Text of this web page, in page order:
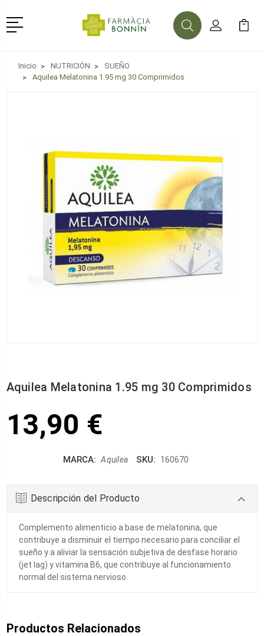
Menú
BuscarMi Cuenta
Mi
Inicio NUTRICIÓN
SUEÑO
Aquilea Melatonina 1.95 mg 30 Comprimidos
Aquilea Melatonina 1.95 mg 30 Comprimidos
13,90 €
MARCA: Aquilea SKU: 160670
Descripción del Producto
Complemento alimenticio a base de melatonina, que
contribuye a disminuir el tiempo necesario para conciliar el
sueño y a aliviar la sensación subjetiva de desfase horario
(jet lag) y vitamina B6, que contribuye al funcionamiento
normal del sistema nervioso.
Productos Relacionados